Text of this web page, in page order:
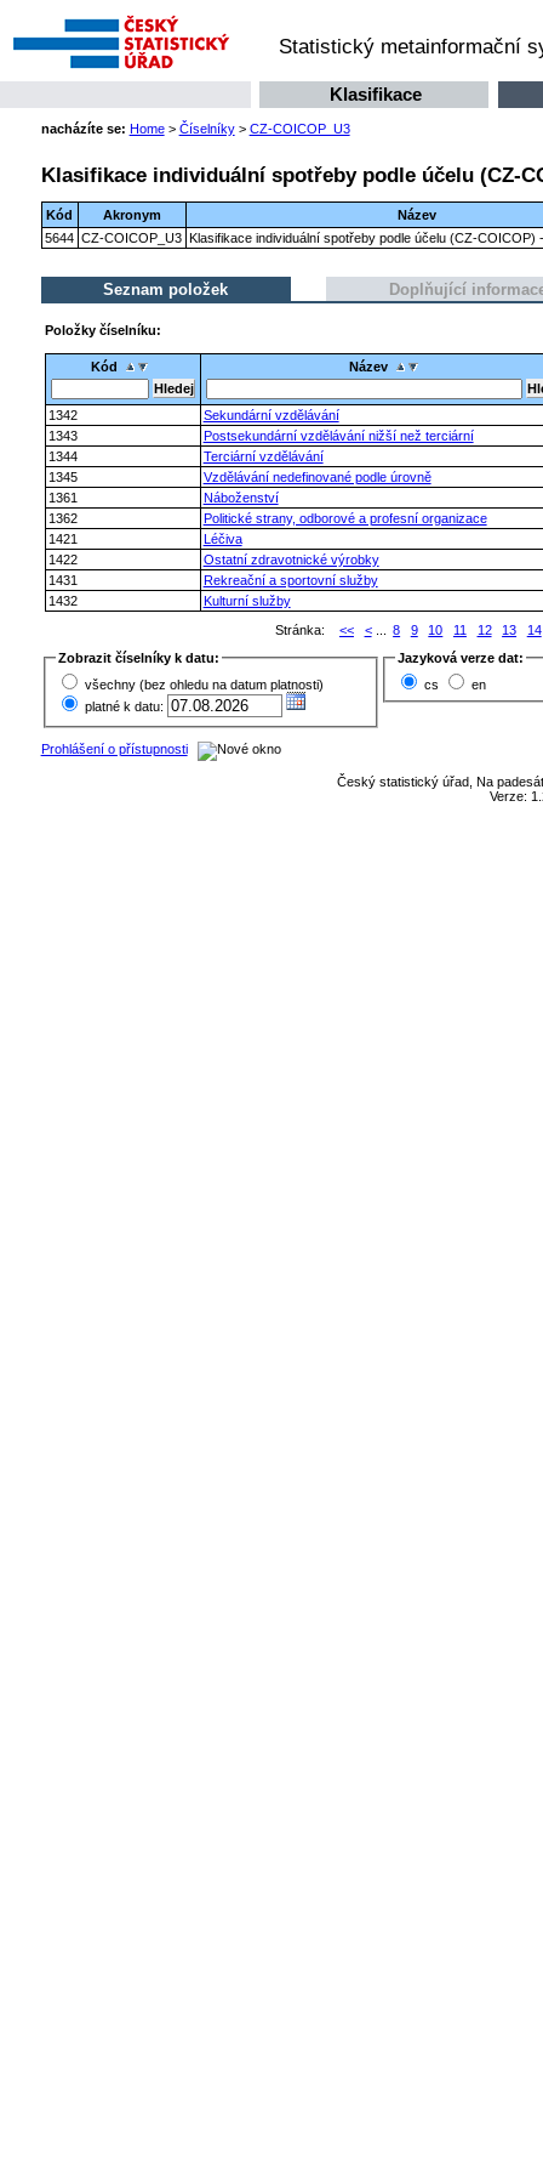
Statistický metainformační
Klasifikace
nacházíte se: Home> Číselníky> CZ-COICOP_U3
Klasifikace individuální spotřeby podle účelu (CZ-
Kód Akronym
Název
5644 CZ-COICOP_U3 Klasifikace individuální spotřeby podle účelu (CZ-COICOP)
Seznam položek Doplňující
Položky číselníku:
Kód Název
1342
Sekundární vzdělávání
1343
Postsekundární vzdělávání nižší než terciární
1344
Terciární vzdělávání
1345
Vzdělávání nedefinované podle úrovně
1361
Náboženství
1362
Politické strany, odborové a profesní organizace
1421
Léčiva
1422
Ostatní zdravotnické výrobky
1431
Rekreační a sportovní služby
1432
Kulturní služby
Stránka:
<< <... 8 9 10 11 12 13
14
Zobrazit číselníky k datu:
všechny (bez ohledu na datum platnosti)
platné k datu:
Jazyková verze dat:
cs
en
Prohlášení o přístupnosti
Český statistický úřad, Na
Verze: